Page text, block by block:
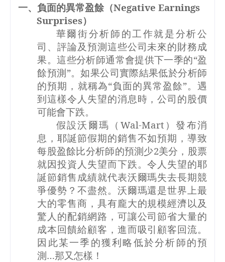
一、負面的異常盈餘（Negative Earnings
Surprises）
華爾街分析師的工作就是分析公
司、評論及預測這些公司未來的財務成
果。這些分析師通常會提供下一季的“盈
餘預測”。如果公司實際結果低於分析師
的預期，就稱為“負面的異常盈餘”。遇
到這樣令人失望的消息時，公司的股價
可能會下跌。
假設沃爾瑪（ Wal-Mart ）發布消
息，耶誕節假期的銷售不如預期，導致
每股盈餘比分析師的預測少2美分，股票
就因投資人失望而下跌。令人失望的耶
誕節銷售成績就代表沃爾瑪失去長期競
爭優勢？不盡然。沃爾瑪還是世界上最
大的零售商，具有龐大的規模經濟以及
驚人的配銷網路，可讓公司節省大量的
成本回饋給顧客，進而吸引顧客回流。
因此某一季的獲利略低於分析師的預
測…那又怎樣！